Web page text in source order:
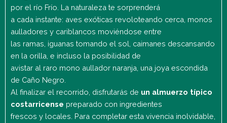
por el río Frío. La naturaleza te sorprenderá
a cada instante: aves exóticas revoloteando cerca, monos
aulladores y cariblancos moviéndose entre
las ramas, iguanas tomando el sol, caimanes descansando
en la orilla, e incluso la posibilidad de
avistar al raro mono aullador naranja, una joya escondida
de Caño Negro.
Al finalizar el recorrido, disfrutarás de un almuerzo típico
costarricense preparado con ingredientes
frescos y locales. Para completar esta vivencia inolvidable,